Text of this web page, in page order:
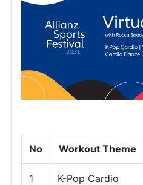
No Workout Theme
1 K-Pop Cardio